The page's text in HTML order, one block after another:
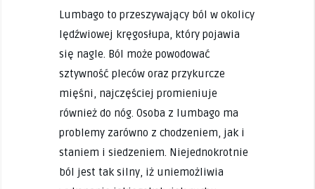
Lumbago to przeszywający ból w okolicy
lędźwiowej kręgosłupa, który pojawia
się nagle. Ból może powodować
sztywność pleców oraz przykurcze
mięśni, najczęściej promieniuje
również do nóg. Osoba z lumbago ma
problemy zarówno z chodzeniem, jak i
staniem i siedzeniem. Niejednokrotnie
ból jest tak silny, iż uniemożliwia